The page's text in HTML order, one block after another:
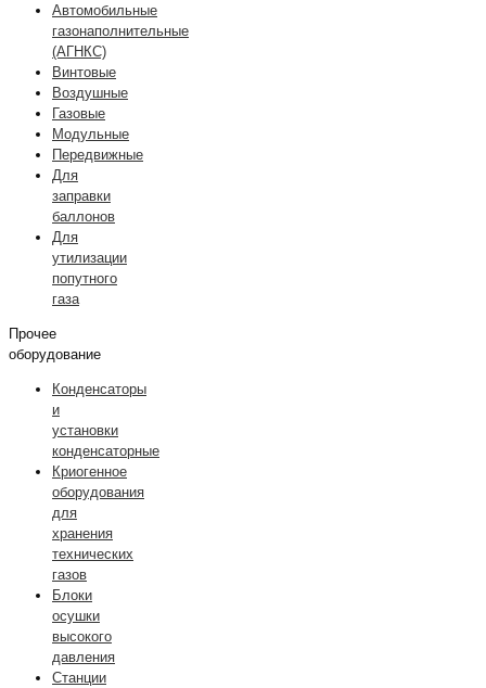
Автомобильные
газонаполнительные
(АГНКС)
Винтовые
Воздушные
Газовые
Модульные
Передвижные
Для
заправки
баллонов
Для
утилизации
попутного
газа
Прочее
оборудование
Конденсаторы
и
установки
конденсаторные
Криогенное
оборудования
для
хранения
технических
газов
Блоки
осушки
высокого
давления
Станции